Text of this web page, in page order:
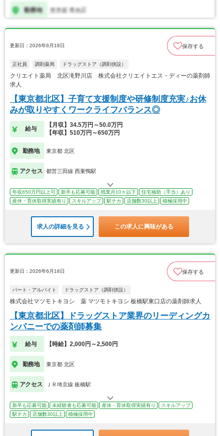
更新日：2026年6月18日 保存する
正社員 調剤薬局 ドラッグストア（調剤併設）
クリエイト薬局 北区滝野川店 株式会社クリエイトエス・ディーの薬剤師
求人
【東京都北区】子育て支援制度や研修制度充実♪お休
みが取りやすくワークライフバランス◎
給与
【月収】34.5万円～50.0万円
【年収】510万円～650万円
勤務地 東京都 北区
アクセス 都営三田線 西巣鴨駅
年収650万円以上可 新卒も応募可能 残業月10ｈ以下
住宅補助（手当）あり
産休・育休取得実績有り
スキルアップ 駅チカ 店舗数30以上 積極採用中
求人の詳細を見る この求人に興味がある
更新日：2026年6月18日 保存する
パート・アルバイト ドラッグストア（調剤併設）
株式会社マツモトキヨシ 薬 マツモトキヨシ 板橋駅東口店の薬剤師求人
【東京都北区】ドラッグストア業界のリーディングカ
ンパニーでの薬剤師募集
給与 【時給】2,000円～2,500円
勤務地 東京都 北区
アクセス ＪＲ埼京線 板橋駅
新卒も応募可能 未経験者も応募可能 産休・育休取得実績有り
スキルアップ
駅チカ
店舗数30以上 積極採用中